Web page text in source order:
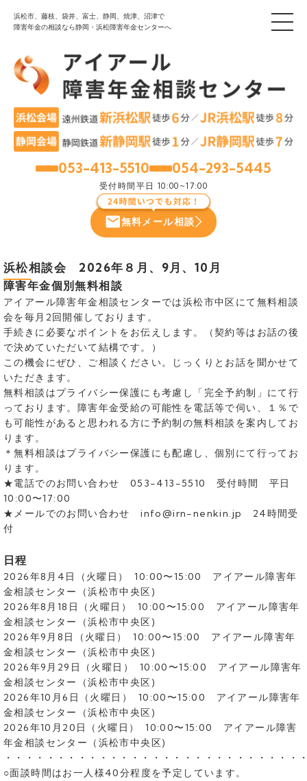
浜松市、藤枝、袋井、富士、静岡、焼津、沼津で
障害年金の相談なら静岡・浜松障害年金センターへ
053-413-5510 054-293-5445
受付時間 平日 10:00~17:00
無料メール相談
浜松相談会 2026年８月、9月、10月
障害年金個別無料相談
アイアール障害年金相談センターでは浜松市中区にて無料相談
会を毎月2回開催しております。
手続きに必要なポイントをお伝えします。（契約等はお話の後
で決めていただいて結構です。）
この機会にぜひ、ご相談ください。じっくりとお話を聞かせて
いただきます。
無料相談はプライバシー保護にも考慮し「完全予約制」にて行
っております。障害年金受給の可能性を電話等で伺い、１％で
も可能性があると思われる方に予約制の無料相談を案内してお
ります。
＊無料相談はプライバシー保護にも配慮し、個別にて行ってお
ります。
★電話でのお問い合わせ 053-413-5510 受付時間 平日
10:00〜17:00
★メールでのお問い合わせ info@irn-nenkin.jp 24時間受
付
日程
2026年8月4日（火曜日） 10:00〜15:00 アイアール障害年
金相談センター（浜松市中央区)
2026年8月18日（火曜日） 10:00〜15:00 アイアール障害年
金相談センター（浜松市中央区)
2026年9月8日（火曜日） 10:00〜15:00 アイアール障害年
金相談センター（浜松市中央区)
2026年9月29日（火曜日） 10:00〜15:00 アイアール障害年
金相談センター（浜松市中央区)
2026年10月6日（火曜日） 10:00〜15:00 アイアール障害年
金相談センター（浜松市中央区)
2026年10月20日（火曜日） 10:00〜15:00 アイアール障害
年金相談センター（浜松市中央区)
・・・・・・・・・・・・・・・・・・・・・・・・・・・・
○面談時間はお一人様40分程度を予定しています。